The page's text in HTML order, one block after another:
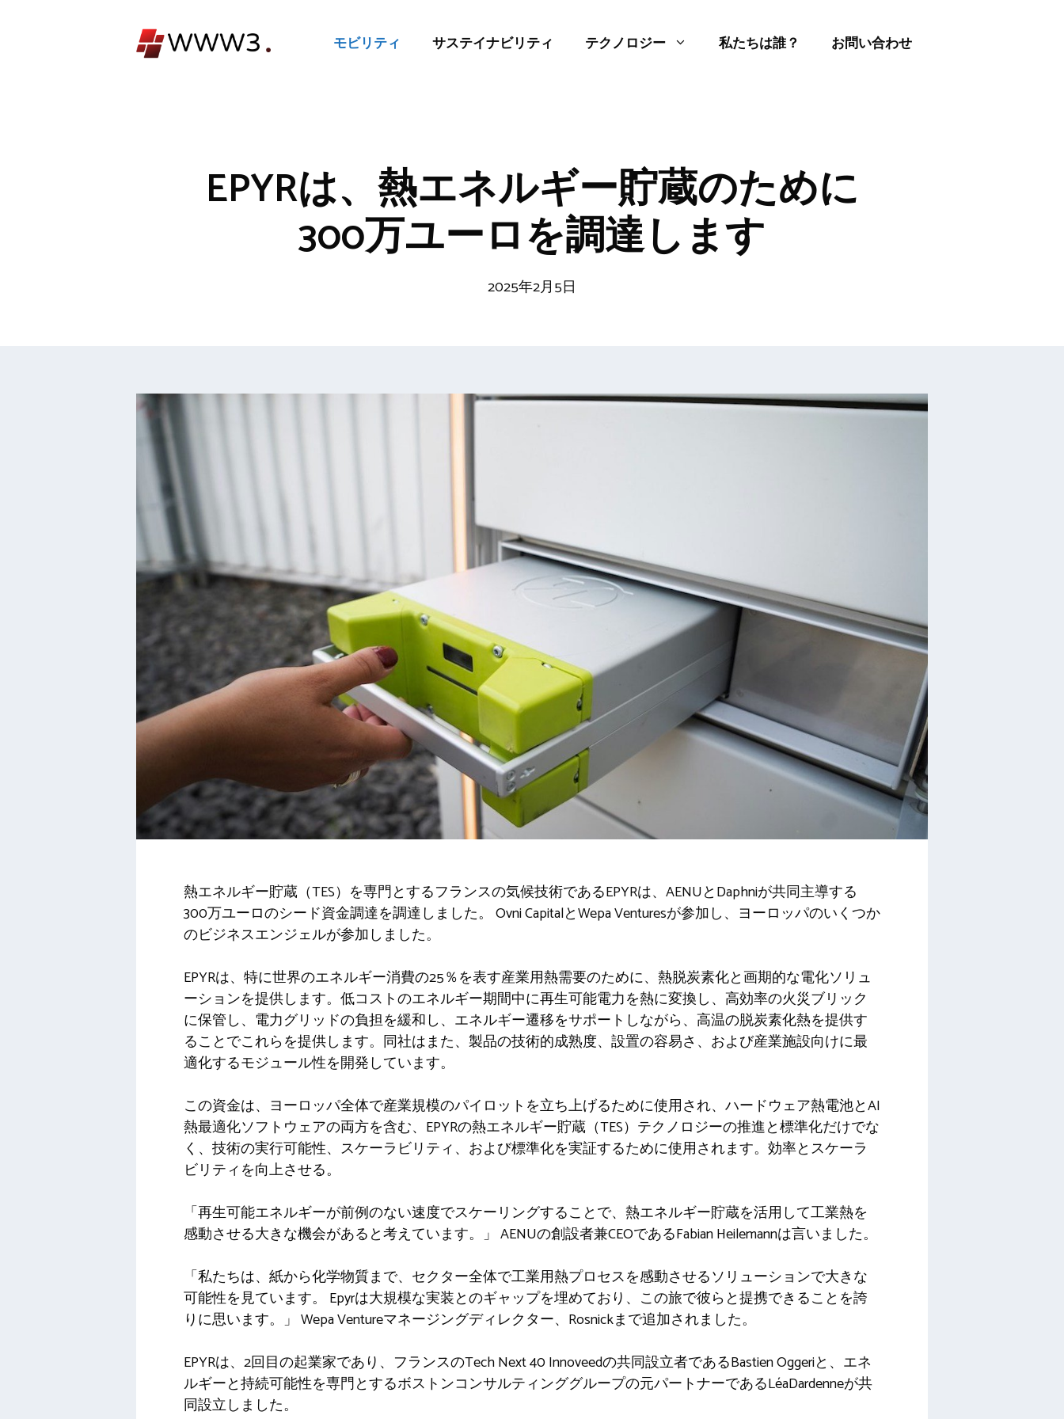
モビリティ サステイナビリティ テクノロジー 私たちは誰？ お問い合わせ
EPYRは、熱エネルギー貯蔵のために
300万ユーロを調達します
2025年2月5日
熱エネルギー貯蔵（TES）を専門とするフランスの気候技術であるEPYRは、AENUとDaphniが共同主導する
300万ユーロのシード資金調達を調達しました。 Ovni CapitalとWepa Venturesが参加し、ヨーロッパのいくつか
のビジネスエンジェルが参加しました。
EPYRは、特に世界のエネルギー消費の25％を表す産業用熱需要のために、熱脱炭素化と画期的な電化ソリュ
ーションを提供します。低コストのエネルギー期間中に再生可能電力を熱に変換し、高効率の火災ブリック
に保管し、電力グリッドの負担を緩和し、エネルギー遷移をサポートしながら、高温の脱炭素化熱を提供す
ることでこれらを提供します。同社はまた、製品の技術的成熟度、設置の容易さ、および産業施設向けに最
適化するモジュール性を開発しています。
この資金は、ヨーロッパ全体で産業規模のパイロットを立ち上げるために使用され、ハードウェア熱電池とAI
熱最適化ソフトウェアの両方を含む、EPYRの熱エネルギー貯蔵（TES）テクノロジーの推進と標準化だけでな
く、技術の実行可能性、スケーラビリティ、および標準化を実証するために使用されます。効率とスケーラ
ビリティを向上させる。
「再生可能エネルギーが前例のない速度でスケーリングすることで、熱エネルギー貯蔵を活用して工業熱を
感動させる大きな機会があると考えています。」 AENUの創設者兼CEOであるFabian Heilemannは言いました。
「私たちは、紙から化学物質まで、セクター全体で工業用熱プロセスを感動させるソリューションで大きな
可能性を見ています。 Epyrは大規模な実装とのギャップを埋めており、この旅で彼らと提携できることを誇
りに思います。」 Wepa Ventureマネージングディレクター、Rosnickまで追加されました。
EPYRは、2回目の起業家であり、フランスのTech Next 40 Innoveedの共同設立者であるBastien Oggeriと、エネ
ルギーと持続可能性を専門とするボストンコンサルティンググループの元パートナーであるLéaDardenneが共
同設立しました。